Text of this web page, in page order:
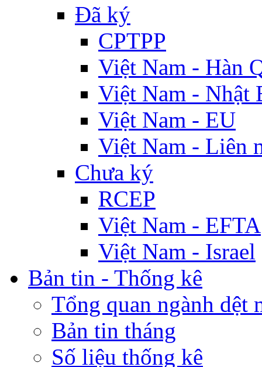
Đã ký
CPTPP
Việt Nam - Hàn
Việt Nam - Nhật
Việt Nam - EU
Việt Nam - Liên
Chưa ký
RCEP
Việt Nam - EFTA
Việt Nam - Israel
Bản tin - Thống kê
Tổng quan ngành dệt
Bản tin tháng
Số liệu thống kê